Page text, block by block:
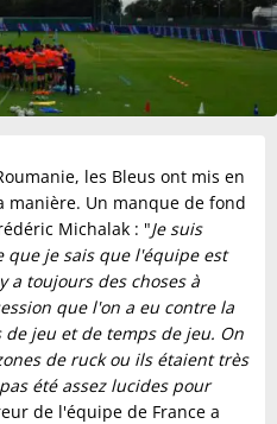
les Bleus ont mis en
Un manque de fond
Michalak : "Je suis
que je sais que l'équipe est
a toujours des choses à
que l'on a eu contre la
jeu et de temps de jeu. On
de ruck ou ils étaient très
été assez lucides pour
de l'équipe de France a